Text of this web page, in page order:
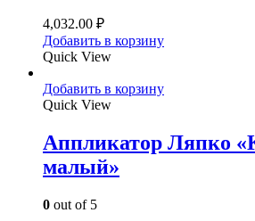
4,032.00 ₽
Добавить в корзину
Quick View
Добавить в корзину
Quick View
Аппликатор Ляпко
малый»
0 out of 5